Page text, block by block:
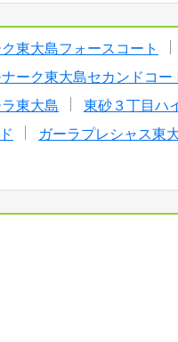
東大島フォースコート
ーク東大島セカンドコー
東大島
東砂３丁目ハ
ガーラプレシャス東